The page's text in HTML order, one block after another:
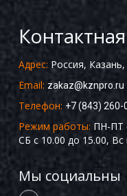
Адрес: Россия,
Email: zakaz@kznpro.ru
Телефон: +7 (843) 260-
Режим работы: ПН-ПТ
СБ с 10.00 до 15.00,
Мы социальны